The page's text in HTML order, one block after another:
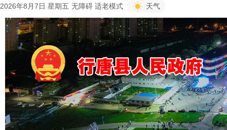
2026年8月7日 星期五 无障碍 适老模式 天气